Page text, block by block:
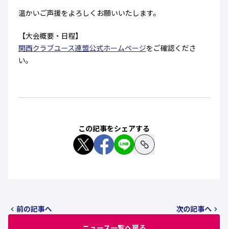
温かいご声援をよろしくお願いいたします。
【大会概要・日程】
関西クラブユース連盟公式ホームページをご確認くださ
い。
この記事をシェアする
前の記事へ
次の記事へ